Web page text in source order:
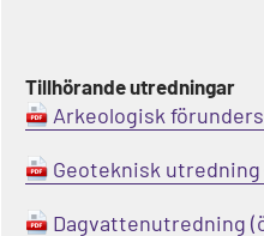
Tillhörande utredningar
Arkeologisk
Geoteknisk utredning
Dagvattenutredning